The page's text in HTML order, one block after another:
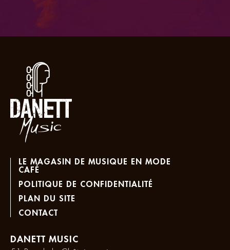
LE MAGASIN DE MUSIQUE EN MODE
CAFÉ
POLITIQUE DE CONFIDENTIALITÉ
PLAN DU SITE
CONTACT
DANETT MUSIC